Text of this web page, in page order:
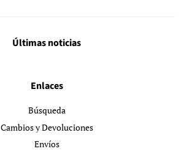
Últimas noticias
Enlaces
Búsqueda
Cambios y Devoluciones
Envíos